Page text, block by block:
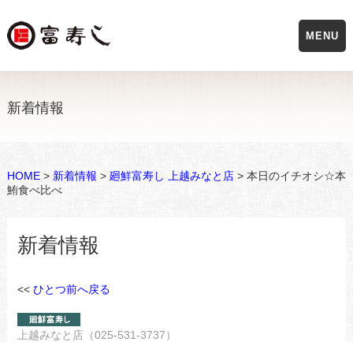
新着情報
HOME> 新着情報 > 廻鮮富寿し 上越みなと店> 本日のイチオシ☆本
鮪食べ比べ
新着情報
<< ひとつ前へ戻る
上越みなと店（025-531-3737）
MENU